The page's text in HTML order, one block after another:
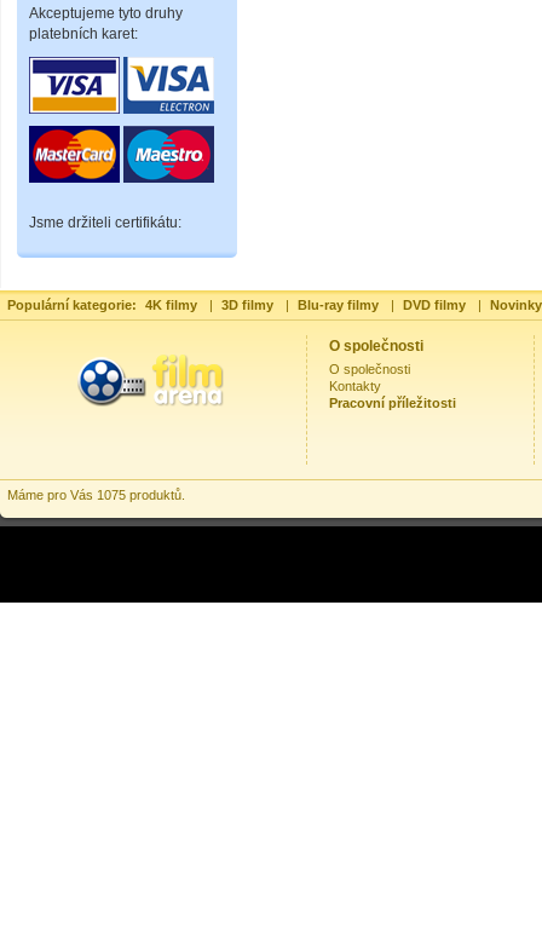
Akceptujeme tyto druhy
platebních karet:
Jsme držiteli certifikátu:
Populární kategorie: 4K filmy | 3D filmy | Blu-ray filmy | DVD filmy |
O společnosti
O společnosti
Kontakty
Pracovní příležitosti
Máme pro Vás 1075 produktů.